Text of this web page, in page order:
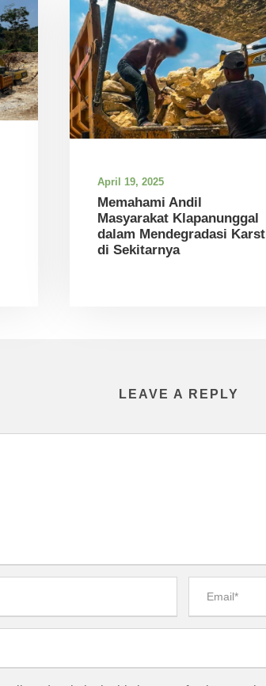
April 19, 2025
Memahami Andil
Masyarakat Klapanunggal
dalam Mendegradasi Karst
di Sekitarnya
LEAVE A REPLY